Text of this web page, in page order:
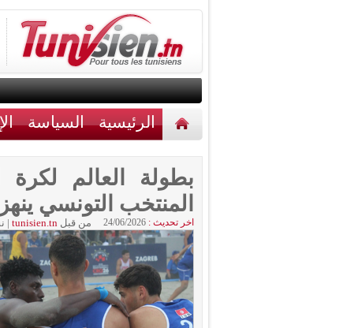
الرئيسية السياسة
المنتخب التونسي ينهزم
اخر تحديث : 24/06/2026 من قبلtunisien.tn
|